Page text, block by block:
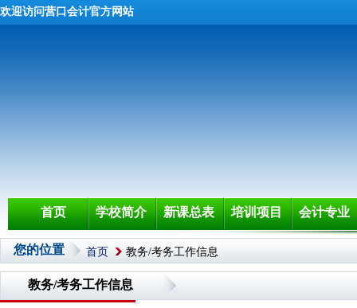
欢迎访问营口会计官方网站
首页 学校简介 新课总表 培训项目 会计专业
您的位置 首页 教务/考务工作信息
教务/考务工作信息